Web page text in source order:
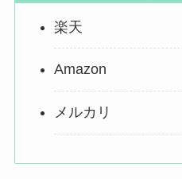
楽天
Amazon
メルカリ